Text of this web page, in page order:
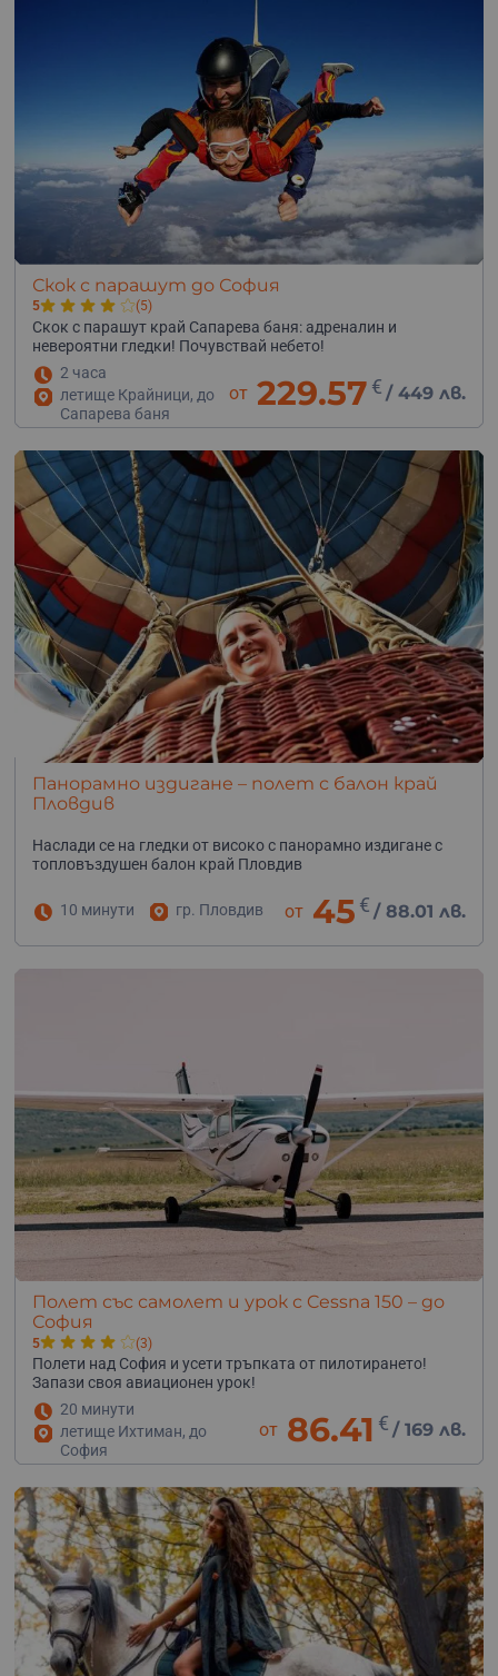
Скок с парашут до София
5 (5)
Скок с парашут край Сапарева баня: адреналин и
невероятни гледки! Почувствай небето!
2 часа
летище Крайници, до
Сапарева баня
от 229.57 € /449 лв.
Панорамно издигане – полет с балон край
Пловдив
Наслади се на гледки от високо с панорамно издигане с
топловъздушен балон край Пловдив
10 минути гр. Пловдив от 45 € /88.01 лв.
Полет със самолет и урок с Cessna 150 – до
София
5 (3)
Полети над София и усети тръпката от пилотирането!
Запази своя авиационен урок!
20 минути
летище Ихтиман, до
София
от 86.41 € / 169 лв.